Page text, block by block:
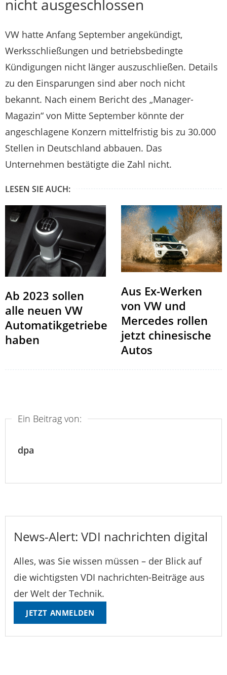
nicht ausgeschlossen
VW hatte Anfang September angekündigt,
Werksschließungen und betriebsbedingte
Kündigungen nicht länger auszuschließen. Details
zu den Einsparungen sind aber noch nicht
bekannt. Nach einem Bericht des „Manager-
Magazin“ von Mitte September könnte der
angeschlagene Konzern mittelfristig bis zu 30.000
Stellen in Deutschland abbauen. Das
Unternehmen bestätigte die Zahl nicht.
LESEN SIE AUCH:
Ab 2023 sollen
alle neuen VW
Automatikgetriebe
haben
Aus Ex-Werken
von VW und
Mercedes rollen
jetzt chinesische
Autos
Ein Beitrag von:
dpa
News-Alert: VDI nachrichten digital
Alles, was Sie wissen müssen – der Blick auf
die wichtigsten VDI nachrichten-Beiträge aus
der Welt der Technik.
JETZT ANMELDEN